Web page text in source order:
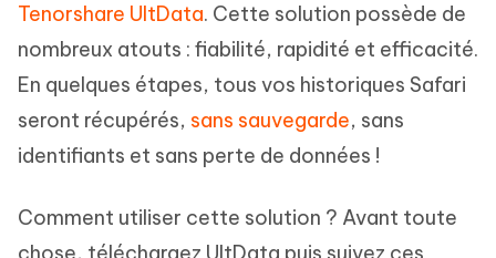
Tenorshare UltData. Cette solution possède de
nombreux atouts : fiabilité, rapidité et efficacité.
En quelques étapes, tous vos historiques Safari
seront récupérés, sans sauvegarde, sans
identifiants et sans perte de données !
Comment utiliser cette solution ? Avant toute